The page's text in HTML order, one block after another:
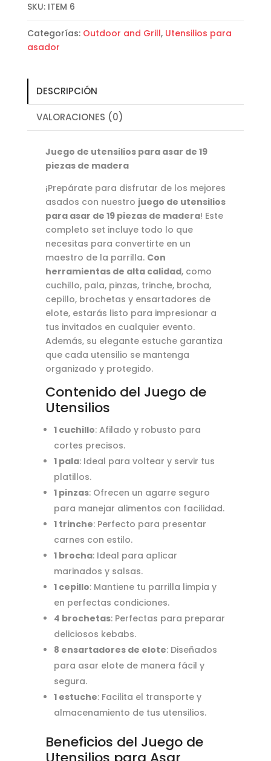
de
19
piezas
SKU: ITEM 6
Categorías: Outdoor and Grill, Utensilios para
asador
DESCRIPCIÓN
VALORACIONES (0)
Juego de utensilios para asar de 19
piezas de madera
¡Prepárate para disfrutar de los mejores
asados con nuestro juego de utensilios
para asar de 19 piezas de madera! Este
completo set incluye todo lo que
necesitas para convertirte en un
maestro de la parrilla. Con
herramientas de alta calidad, como
cuchillo, pala, pinzas, trinche, brocha,
cepillo, brochetas y ensartadores de
elote, estarás listo para impresionar a
tus invitados en cualquier evento.
Además, su elegante estuche garantiza
que cada utensilio se mantenga
organizado y protegido.
Contenido del Juego de
Utensilios
1 cuchillo: Afilado y robusto para
cortes precisos.
1 pala: Ideal para voltear y servir tus
platillos.
1 pinzas: Ofrecen un agarre seguro
para manejar alimentos con facilidad.
1 trinche: Perfecto para presentar
carnes con estilo.
1 brocha: Ideal para aplicar
marinados y salsas.
1 cepillo: Mantiene tu parrilla limpia y
en perfectas condiciones.
4 brochetas: Perfectas para preparar
deliciosos kebabs.
8 ensartadores de elote: Diseñados
para asar elote de manera fácil y
segura.
1 estuche: Facilita el transporte y
almacenamiento de tus utensilios.
Beneficios del Juego de